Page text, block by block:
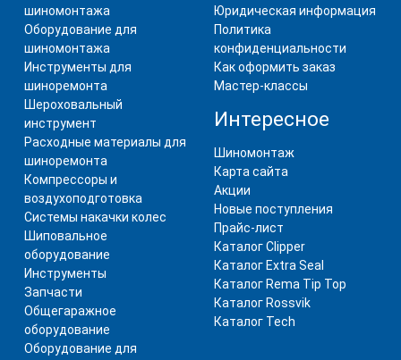
шиномонтажа
Оборудование для
шиномонтажа
Инструменты для
шиноремонта
Шероховальный
инструмент
Расходные материалы для
шиноремонта
Компрессоры и
воздухоподготовка
Системы накачки колес
Шиповальное
оборудование
Инструменты
Запчасти
Общегаражное
оборудование
Оборудование для
Юридическая информация
Политика
конфиденциальности
Как оформить заказ
Мастер-классы
Интересное
Шиномонтаж
Карта сайта
Акции
Новые поступления
Прайс-лист
Каталог Clipper
Каталог Extra Seal
Каталог Rema Tip Top
Каталог Rossvik
Каталог Tech